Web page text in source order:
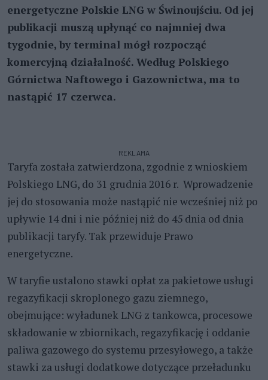
energetyczne Polskie LNG w Świnoujściu. Od jej
publikacji muszą upłynąć co najmniej dwa
tygodnie, by terminal mógł rozpocząć
komercyjną działalność. Według Polskiego
Górnictwa Naftowego i Gazownictwa, ma to
nastąpić 17 czerwca.
REKLAMA
Taryfa została zatwierdzona, zgodnie z wnioskiem
Polskiego LNG, do 31 grudnia 2016 r. Wprowadzenie
jej do stosowania może nastąpić nie wcześniej niż po
upływie 14 dni i nie później niż do 45 dnia od dnia
publikacji taryfy. Tak przewiduje Prawo
energetyczne.
W taryfie ustalono stawki opłat za pakietowe usługi
regazyfikacji skroplonego gazu ziemnego,
obejmujące: wyładunek LNG z tankowca, procesowe
składowanie w zbiornikach, regazyfikację i oddanie
paliwa gazowego do systemu przesyłowego, a także
stawki za usługi dodatkowe dotyczące przeładunku